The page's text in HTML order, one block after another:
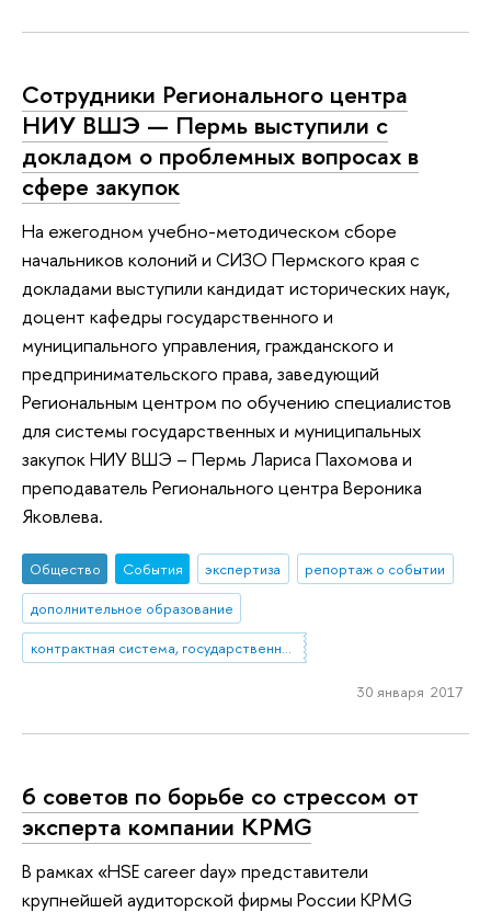
Сотрудники Регионального центра
НИУ ВШЭ — Пермь выступили с
докладом о проблемных вопросах в
сфере закупок
На ежегодном учебно-методическом сборе
начальников колоний и СИЗО Пермского края с
докладами выступили кандидат исторических наук,
доцент кафедры государственного и
муниципального управления, гражданского и
предпринимательского права, заведующий
Региональным центром по обучению специалистов
для системы государственных и муниципальных
закупок НИУ ВШЭ – Пермь Лариса Пахомова и
преподаватель Регионального центра Вероника
Яковлева.
Общество События экспертиза
репортаж о событии
дополнительное образование
контрактная система, государственные закупки, государственные нужды, ЮНСИТРАЛ
30 января 2017
6 советов по борьбе со стрессом от
эксперта компании KPMG
В рамках «HSE career day» представители
крупнейшей аудиторской фирмы России KPMG